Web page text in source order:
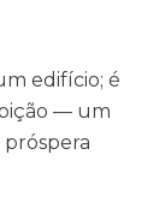
edifício; é
— um